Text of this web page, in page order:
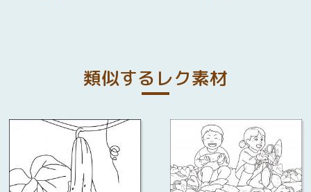
類似するレク素材